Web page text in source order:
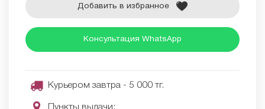
Добавить в избранное
Консультация WhatsApp
Курьером завтра - 5 000 тг.
Пункты выдачи: